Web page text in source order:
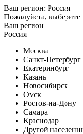
Ваш регион: Россия
Пожалуйста, выберите
Ваш регион
Россия
Москва
Санкт-Петербург
Екатеринбург
Казань
Новосибирск
Омск
Ростов-на-Дону
Самара
Краснодар
Другой